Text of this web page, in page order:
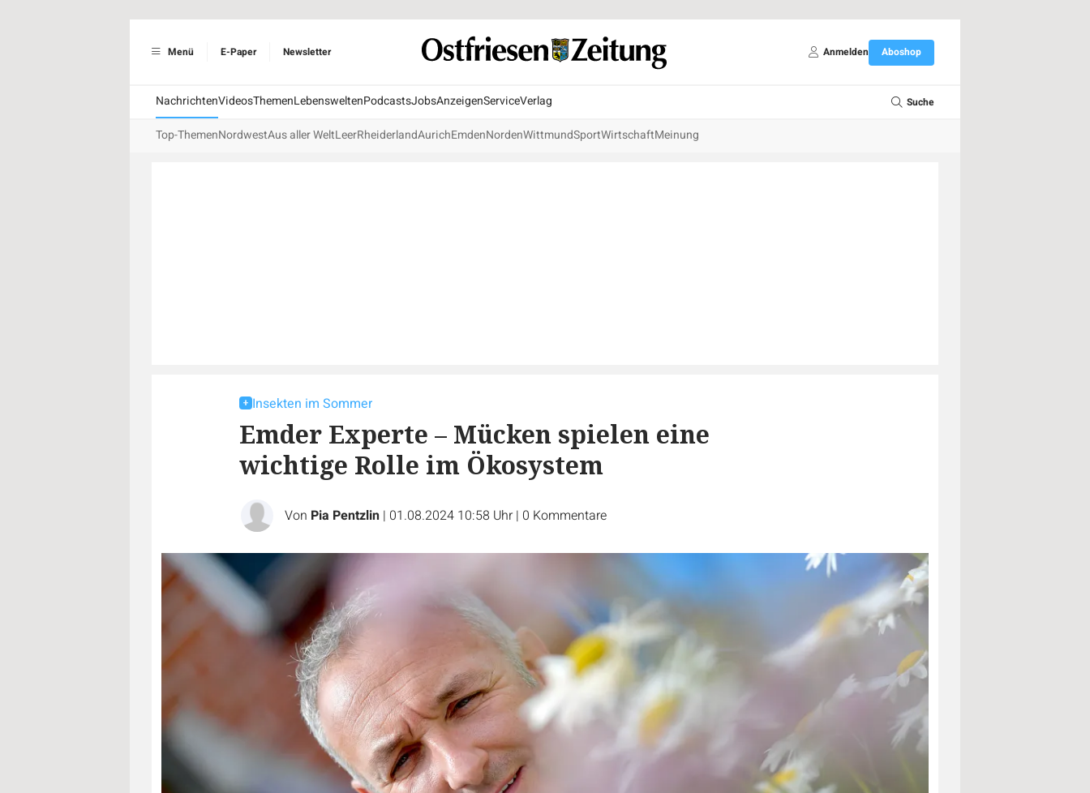
Menü E-Paper Newsletter Anmelden Aboshop
NachrichtenVideosThemenLebensweltenPodcastsJobsAnzeigenServiceVerlag Suche
Top-ThemenNordwestAus aller WeltLeerRheiderlandAurichEmdenNordenWittmundSportWirtschaftMeinung
Insekten im Sommer
Emder Experte – Mücken spielen eine
wichtige Rolle im Ökosystem
Von Pia Pentzlin | 01.08.2024 10:58 Uhr | 0 Kommentare